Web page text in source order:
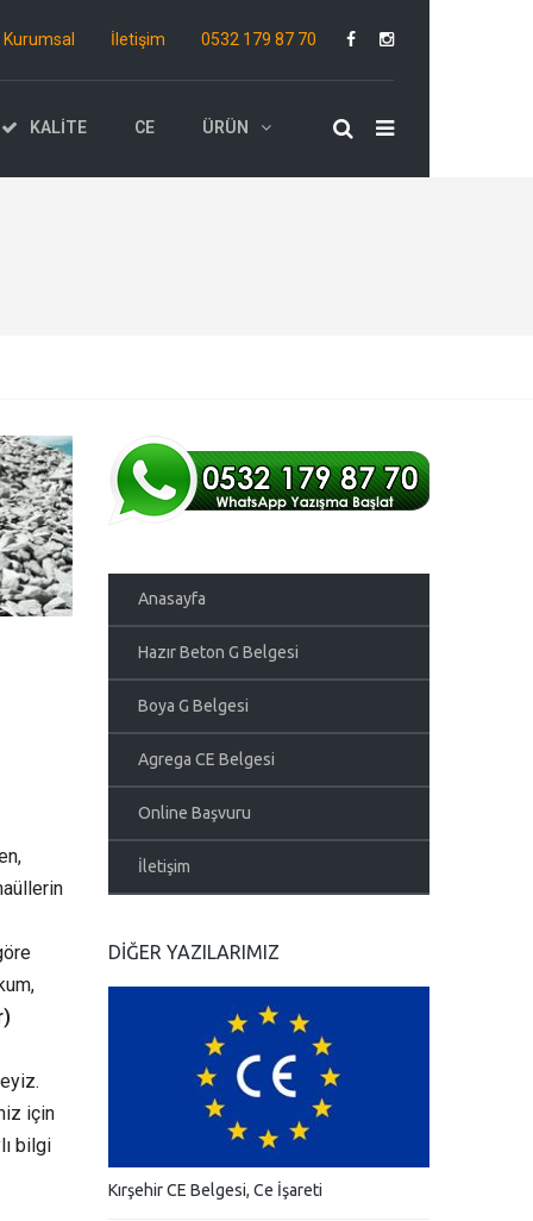
Kurumsal İletişim 0532 179 87 70
KALITE CE ÜRÜN
için
bilgi
Anasayfa
Hazır Beton G Belgesi
Boya G Belgesi
Agrega CE Belgesi
Online Başvuru
İletişim
DIĞER YAZILARIMIZ
Kırşehir CE Belgesi, Ce İşareti